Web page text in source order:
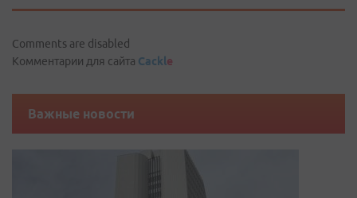
Comments are disabled
Комментарии для сайта Cackle
Важные новости